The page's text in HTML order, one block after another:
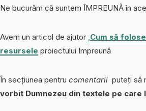
Ne bucurăm că suntem ÎMPREUNĂ în
Avem un articol de ajutor ,Cum să
resursele proiectului Impreună
În secțiunea pentru comentarii puteți să
vorbit Dumnezeu din textele pe care